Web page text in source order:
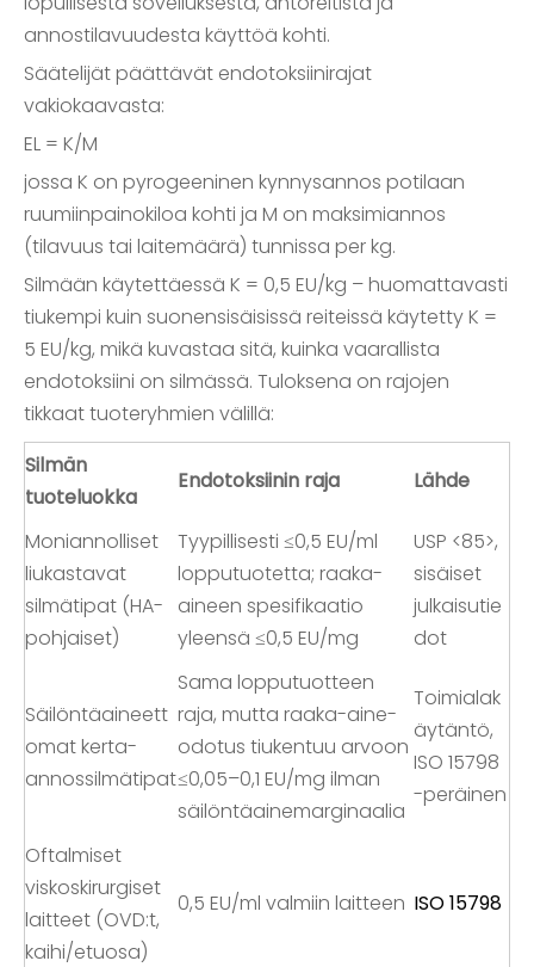
annostilavuudesta käyttöä kohti.
Säätelijät päättävät endotoksiinirajat
vakiokaavasta:
EL = K/M
jossa K on pyrogeeninen kynnysannos potilaan
ruumiinpainokiloa kohti ja M on maksimiannos
(tilavuus tai laitemäärä) tunnissa per kg.
Silmään käytettäessä K = 0,5 EU/kg – huomattavasti
tiukempi kuin suonensisäisissä reiteissä käytetty K =
5 EU/kg, mikä kuvastaa sitä, kuinka vaarallista
endotoksiini on silmässä. Tuloksena on rajojen
tikkaat tuoteryhmien välillä:
Silmän
tuoteluokka
Endotoksiinin raja Lähde
Moniannolliset
liukastavat
silmätipat (HA-
pohjaiset)
Tyypillisesti ≤0,5 EU/ml
lopputuotetta; raaka-
aineen spesifikaatio
yleensä ≤0,5 EU/mg
USP <85>,
sisäiset
julkaisutie
dot
Säilöntäaineett
omat kerta-
annossilmätipat
Sama lopputuotteen
raja, mutta raaka-aine-
odotus tiukentuu arvoon
≤0,05–0,1 EU/mg ilman
säilöntäainemarginaalia
Toimialak
äytäntö,
ISO 15798
-peräinen
Oftalmiset
viskoskirurgiset
laitteet (OVD:t,
kaihi/etuosa)
0,5 EU/ml valmiin laitteen ISO 15798